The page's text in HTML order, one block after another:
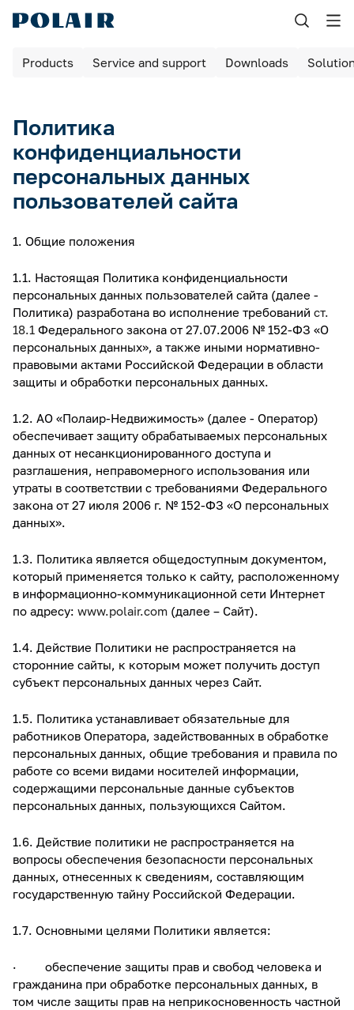
Products Service and support Downloads
Политика
конфиденциальности
персональных данных
пользователей сайта
1. Общие положения
1.1. Настоящая Политика конфиденциальности
персональных данных пользователей сайта (далее -
Политика) разработана во исполнение требований ст.
18.1 Федерального закона от 27.07.2006 № 152-ФЗ «О
персональных данных», а также иными нормативно-
правовыми актами Российской Федерации в области
защиты и обработки персональных данных.
1.2. АО «Полаир-Недвижимость» (далее - Оператор)
обеспечивает защиту обрабатываемых персональных
данных от несанкционированного доступа и
разглашения, неправомерного использования или
утраты в соответствии с требованиями Федерального
закона от 27 июля 2006 г. № 152-ФЗ «О персональных
данных».
1.3. Политика является общедоступным документом,
который применяется только к сайту, расположенному
в информационно-коммуникационной сети Интернет
по адресу: www.polair.com (далее – Сайт).
1.4. Действие Политики не распространяется на
сторонние сайты, к которым может получить доступ
субъект персональных данных через Сайт.
1.5. Политика устанавливает обязательные для
работников Оператора, задействованных в обработке
персональных данных, общие требования и правила по
работе со всеми видами носителей информации,
содержащими персональные данные субъектов
персональных данных, пользующихся Сайтом.
1.6. Действие политики не распространяется на
вопросы обеспечения безопасности персональных
данных, отнесенных к сведениям, составляющим
государственную тайну Российской Федерации.
1.7. Основными целями Политики является:
· обеспечение защиты прав и свобод человека и
гражданина при обработке персональных данных, в
том числе защиты прав на неприкосновенность частной
Назад
Products
Equipment for bakeries and pizzerias
Refrigerated cabinets
Maturing rooms
Maturing cabinets
Bar tables / cabinets
Refrigerated tables
Cold rooms
FoodLine thermal containers
Solutions for Dark / Ghost kitchen
Solutions for your Dark Store